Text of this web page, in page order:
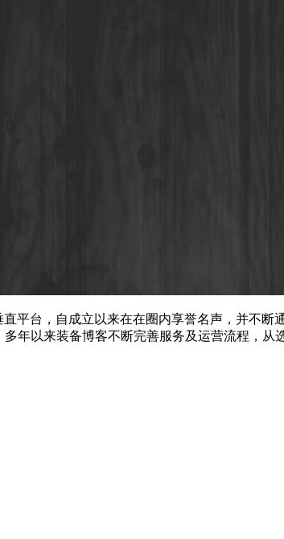
平台，自成立以来在在圈内享誉名声，并不
年以来装备博客不断完善服务及运营流程，